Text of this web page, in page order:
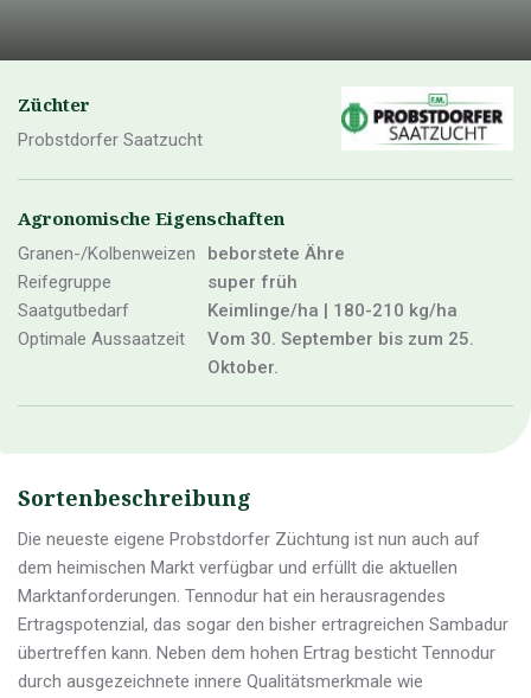
Züchter
Probstdorfer Saatzucht
Agronomische Eigenschaften
Granen-/Kolbenweizen
beborstete Ähre
Reifegruppe
super früh
Saatgutbedarf
Keimlinge/ha | 180-210 kg/ha
Optimale Aussaatzeit
Vom 30. September bis zum 25.
Oktober.
Sortenbeschreibung
Die neueste eigene Probstdorfer Züchtung ist nun auch auf
dem heimischen Markt verfügbar und erfüllt die aktuellen
Marktanforderungen. Tennodur hat ein herausragendes
Ertragspotenzial, das sogar den bisher ertragreichen Sambadur
übertreffen kann. Neben dem hohen Ertrag besticht Tennodur
durch ausgezeichnete innere Qualitätsmerkmale wie